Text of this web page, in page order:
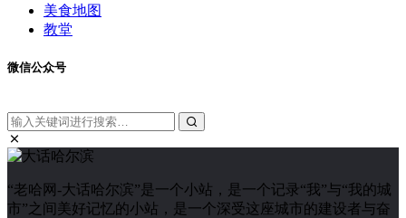
美食地图
教堂
微信公众号
“老哈网-大话哈尔滨”是一个小站，是一个记录“我”与“我的城
市”之间美好记忆的小站，是一个深受这座城市的建设者与奋